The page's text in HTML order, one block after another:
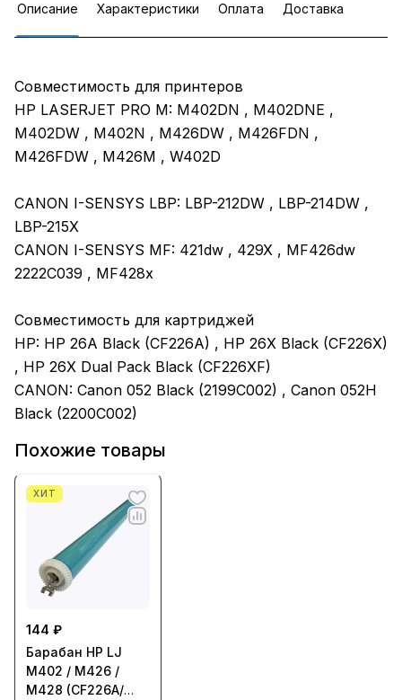
Описание Характеристики Оплата Доставка
Совместимость для принтеров
HP LASERJET PRO M: M402DN , M402DNE ,
M402DW , M402N , M426DW , M426FDN ,
M426FDW , M426M , W402D
CANON I-SENSYS LBP: LBP-212DW , LBP-214DW ,
LBP-215X
CANON I-SENSYS MF: 421dw , 429X , MF426dw
2222C039 , MF428x
Совместимость для картриджей
HP: HP 26A Black (CF226A) , HP 26X Black (CF226X)
, HP 26X Dual Pack Black (CF226XF)
CANON: Canon 052 Black (2199C002) , Canon 052H
Black (2200C002)
Похожие товары
ХИТ
144 ₽
Барабан HP LJ
M402 / M426 /
M428 (CF226A/